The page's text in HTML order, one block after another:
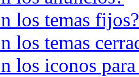
los temas fijos?
los temas
los iconos